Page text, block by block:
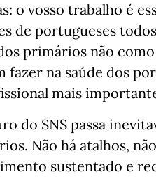
o vosso trabalho é
de portugueses
primários não
fazer na saúde dos
mais
do SNS passa
Não há atalhos,
sustentado e